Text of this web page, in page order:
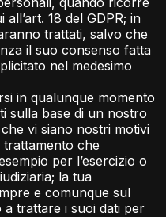
18 del GDPR; in
trattati, salvo che
il suo consenso fatta
nel medesimo
in qualunque momento
sulla base di un nostro
vi siano nostri motivi
che
per l’esercizio o
la tua
e comunque sul
a trattare i suoi dati per